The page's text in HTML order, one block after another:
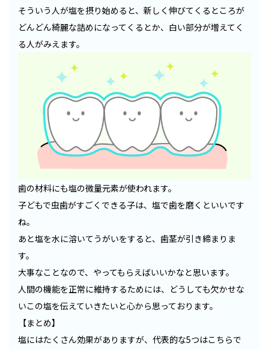
そういう人が塩を摂り始めると、新しく伸びてくるところが
どんどん綺麗な詰めになってくるとか、白い部分が増えてく
る人がみえます。
歯の材料にも塩の微量元素が使われます。
子どもで虫歯がすごくできる子は、塩で歯を磨くといいです
ね。
あと塩を水に溶いてうがいをすると、歯茎が引き締まりま
す。
大事なことなので、やってもらえばいいかなと思います。
人間の機能を正常に維持するためには、どうしても欠かせな
いこの塩を伝えていきたいと心から思っております。
【まとめ】
塩にはたくさん効果がありますが、代表的な5つはこちらで